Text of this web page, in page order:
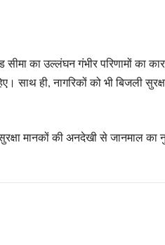
का उल्लंघन गंभीर परिणामों का
साथ ही, नागरिकों को भी बिजली
मानकों की अनदेखी से जानमाल